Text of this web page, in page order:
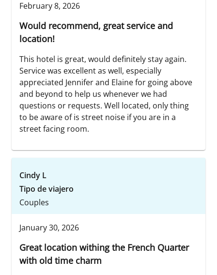
February 8, 2026
Would recommend, great service and
location!
This hotel is great, would definitely stay again.
Service was excellent as well, especially
appreciated Jennifer and Elaine for going above
and beyond to help us whenever we had
questions or requests. Well located, only thing
to be aware of is street noise if you are in a
street facing room.
Cindy L
Tipo de viajero
Couples
January 30, 2026
Great location withing the French Quarter
with old time charm